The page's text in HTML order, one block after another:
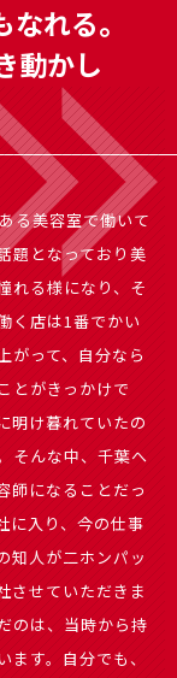
れる。
動かし
る美容室で働いて
題となっており美
れる様になり、そ
く店は1番でかい
がって、自分なら
とがきっかけで
明け暮れていたの
そんな中、千葉へ
師になることだっ
に入り、今の仕事
知人が二ホンパッ
させていただきま
のは、当時から持
す。自分でも、